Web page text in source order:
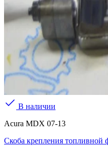
В наличии
Acura MDX 07-13
Скоба крепления